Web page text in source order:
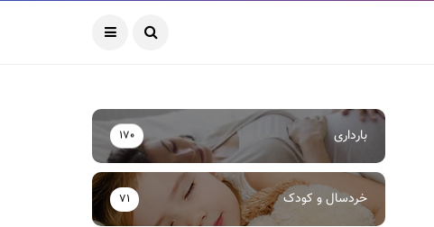
بارداری 170
خردسال و کودک 71